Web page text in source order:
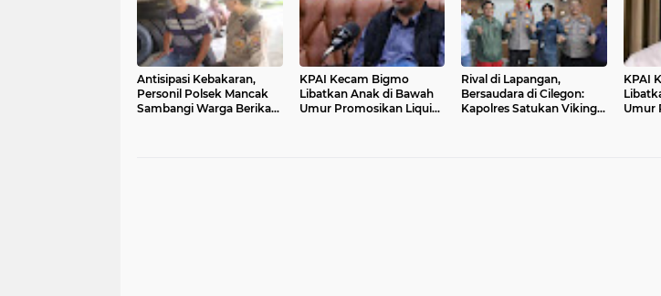
Presisi
Antisipasi Kebakaran,
Personil Polsek Mancak
Sambangi Warga Berikan
KPAI Kecam Bigmo
Libatkan Anak di Bawah
Umur Promosikan Liquid
Rival di Lapangan,
Bersaudara di Cilegon:
Kapolres Satukan Viking
KPAI
Umur